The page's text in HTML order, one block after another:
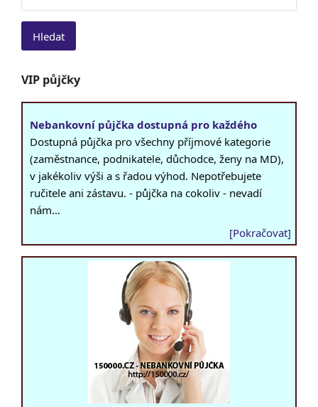
VIP půjčky
Nebankovní půjčka dostupná pro každého
Dostupná půjčka pro všechny příjmové kategorie
(zaměstnance, podnikatele, důchodce, ženy na MD),
v jakékoliv výši a s řadou výhod. Nepotřebujete
ručitele ani zástavu. - půjčka na cokoliv - nevadí
nám…
[Pokračovat]